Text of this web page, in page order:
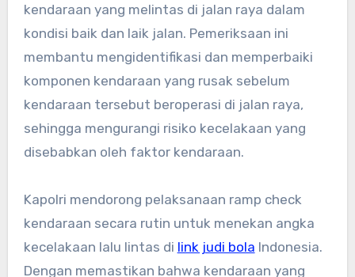
kendaraan yang melintas di jalan raya dalam
kondisi baik dan laik jalan. Pemeriksaan ini
membantu mengidentifikasi dan memperbaiki
komponen kendaraan yang rusak sebelum
kendaraan tersebut beroperasi di jalan raya,
sehingga mengurangi risiko kecelakaan yang
disebabkan oleh faktor kendaraan.
Kapolri mendorong pelaksanaan ramp check
kendaraan secara rutin untuk menekan angka
kecelakaan lalu lintas di link judi bola Indonesia.
Dengan memastikan bahwa kendaraan yang